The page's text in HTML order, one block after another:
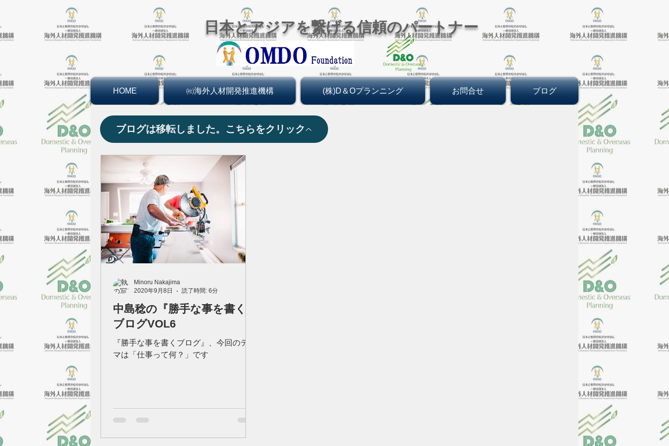
日本とアジアを繋げる信頼のパートナー
HOME ㈳海外人材開発推進機構 (株)D＆Oプランニング お問合せ ブログ
中島稔の『勝手な事を書く』
ブログVOL6
『勝手な事を書くブログ』、今回のテー
マは「仕事って何？」です
Minoru Nakajima
2020年9月8日
読了時間: 6分
ブログは移転しました。こちらをクリック